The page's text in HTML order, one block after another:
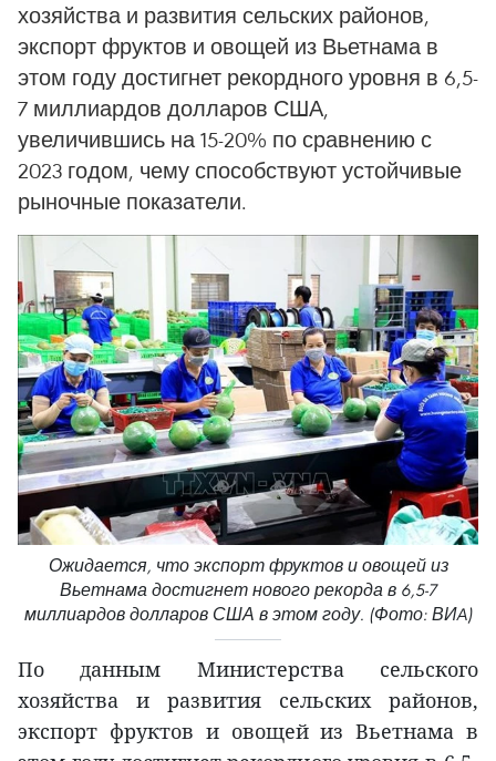
хозяйства и развития сельских районов,
экспорт фруктов и овощей из Вьетнама в
этом году достигнет рекордного уровня в 6,5-
7 миллиардов долларов США,
увеличившись на 15-20% по сравнению с
2023 годом, чему способствуют устойчивые
рыночные показатели.
Ожидается, что экспорт фруктов и овощей из
Вьетнама достигнет нового рекорда в 6,5-7
миллиардов долларов США в этом году. (Фото: ВИA)
По данным Министерства сельского
хозяйства и развития сельских районов,
экспорт фруктов и овощей из Вьетнама в